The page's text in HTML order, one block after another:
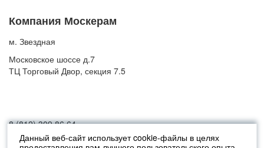
Данный веб-сайт использует cookie-файлы в целях
Компания Москерам
м. Звездная
Московское шоссе д.7
ТЦ Торговый Двор, секция 7.5
8 (812) 309 86 64